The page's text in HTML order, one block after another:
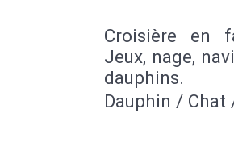
Croisière en
Jeux, nage,
dauphins.
Dauphin / Chat